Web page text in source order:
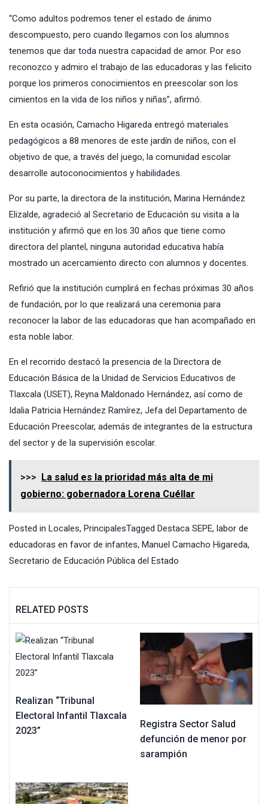
“Como adultos podremos tener el estado de ánimo
descompuesto, pero cuando llegamos con los alumnos
tenemos que dar toda nuestra capacidad de amor. Por eso
reconozco y admiro el trabajo de las educadoras y las felicito
porque los primeros conocimientos en preescolar son los
cimientos en la vida de los niños y niñas”, afirmó.
En esta ocasión, Camacho Higareda entregó materiales
pedagógicos a 88 menores de este jardín de niños, con el
objetivo de que, a través del juego, la comunidad escolar
desarrolle autoconocimientos y habilidades.
Por su parte, la directora de la institución, Marina Hernández
Elizalde, agradeció al Secretario de Educación su visita a la
institución y afirmó que en los 30 años que tiene como
directora del plantel, ninguna autoridad educativa había
mostrado un acercamiento directo con alumnos y docentes.
Refirió que la institución cumplirá en fechas próximas 30 años
de fundación, por lo que realizará una ceremonia para
reconocer la labor de las educadoras que han acompañado en
esta noble labor.
En el recorrido destacó la presencia de la Directora de
Educación Básica de la Unidad de Servicios Educativos de
Tlaxcala (USET), Reyna Maldonado Hernández, así como de
Idalia Patricia Hernández Ramírez, Jefa del Departamento de
Educación Preescolar, además de integrantes de la estructura
del sector y de la supervisión escolar.
>>>
La salud es la prioridad más alta de mi
gobierno: gobernadora Lorena Cuéllar
Posted in Locales, PrincipalesTagged Destaca SEPE, labor de
educadoras en favor de infantes, Manuel Camacho Higareda,
Secretario de Educación Pública del Estado
RELATED POSTS
Realizan “Tribunal
Electoral Infantil Tlaxcala
2023”
Registra Sector Salud
defunción de menor por
sarampión